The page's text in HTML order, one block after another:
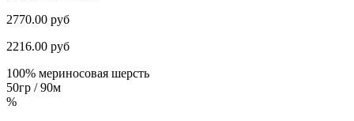
2770.00 руб
2216.00 руб
100% мериносовая шерсть
50гр / 90м
%